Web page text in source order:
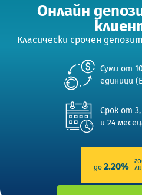
Онлайн
Класически срочен
Суми от
единици
Срок от 3,
и 24
до 2.20%